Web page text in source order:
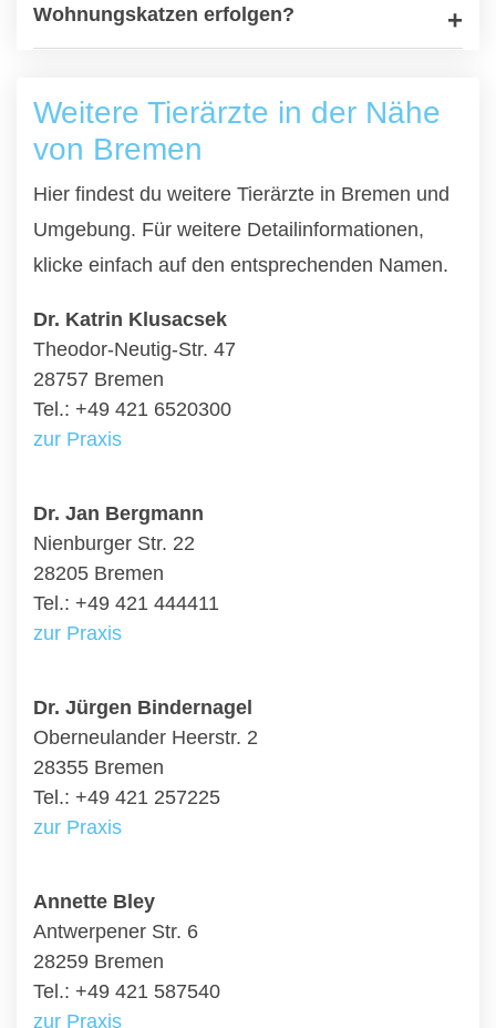
Wohnungskatzen erfolgen?
Weitere Tierärzte in der Nähe
von Bremen
Hier findest du weitere Tierärzte in Bremen und
Umgebung. Für weitere Detailinformationen,
klicke einfach auf den entsprechenden Namen.
Dr. Katrin Klusacsek
Theodor-Neutig-Str. 47
28757 Bremen
Tel.: +49 421 6520300
zur Praxis
Dr. Jan Bergmann
Nienburger Str. 22
28205 Bremen
Tel.: +49 421 444411
zur Praxis
Dr. Jürgen Bindernagel
Oberneulander Heerstr. 2
28355 Bremen
Tel.: +49 421 257225
zur Praxis
Annette Bley
Antwerpener Str. 6
28259 Bremen
Tel.: +49 421 587540
zur Praxis